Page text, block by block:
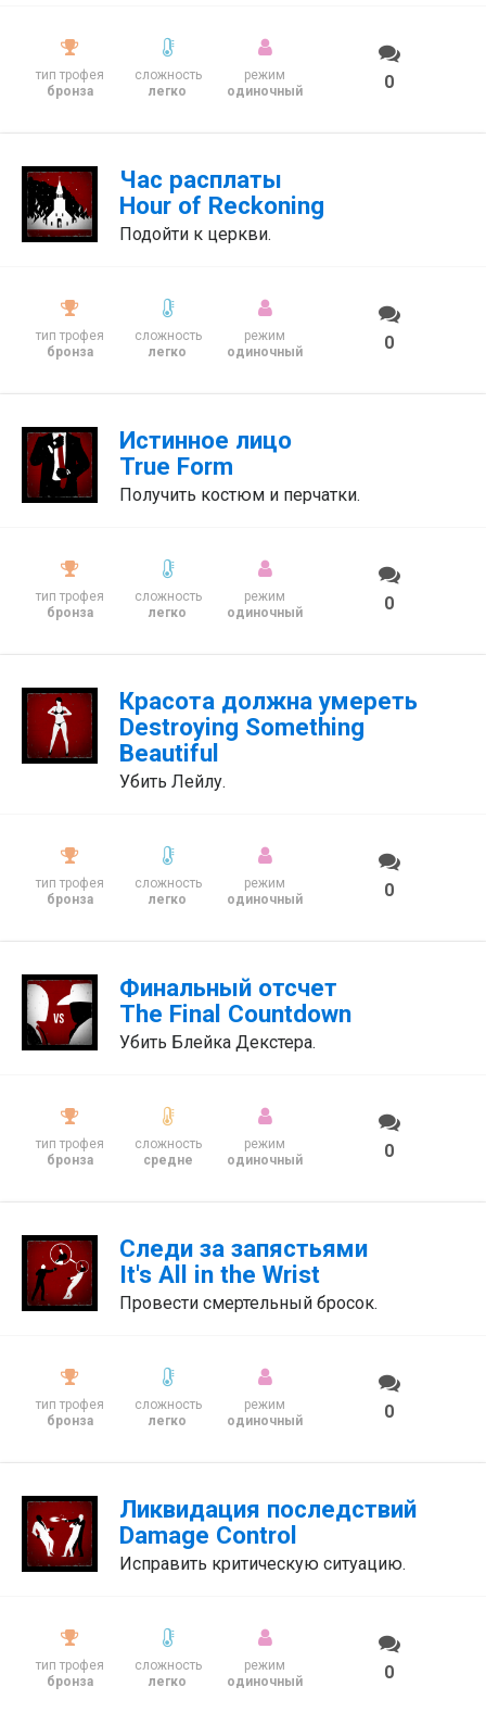
тип трофея
бронза
сложность
легко
режим
одиночный
0
Час расплаты
Hour of Reckoning
Подойти к церкви.
тип трофея
бронза
сложность
легко
режим
одиночный
0
Истинное лицо
True Form
Получить костюм и перчатки.
тип трофея
бронза
сложность
легко
режим
одиночный
0
Красота должна умереть
Destroying Something
Beautiful
Убить Лейлу.
тип трофея
бронза
сложность
легко
режим
одиночный
0
Финальный отсчет
The Final Countdown
Убить Блейка Декстера.
тип трофея
бронза
сложность
средне
режим
одиночный
0
Следи за запястьями
It's All in the Wrist
Провести смертельный бросок.
тип трофея
бронза
сложность
легко
режим
одиночный
0
Ликвидация последствий
Damage Control
Исправить критическую ситуацию.
тип трофея
бронза
сложность
легко
режим
одиночный
0